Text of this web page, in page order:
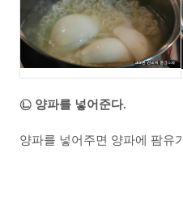
㉡ 양파를 넣어준다.
양파를 넣어주면 양파에 팜유